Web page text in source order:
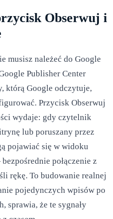
Obserwuj i
musisz należeć do Google
Publisher Center
którą Google odczytuje,
Przycisk Obserwuj
wydaje: gdy czytelnik
lub poruszany przez
pojawiać się w widoku
połączenie z
rękę. To budowanie realnej
pojedynczych wpisów po
sprawia, że te sygnały